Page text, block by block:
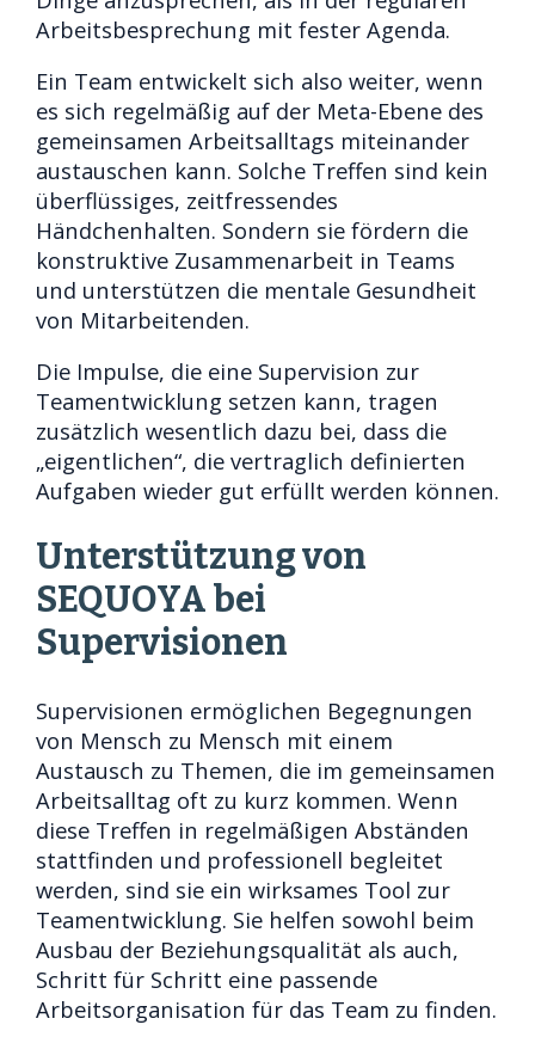
Arbeitsbesprechung mit fester Agenda.
Ein Team entwickelt sich also weiter, wenn
es sich regelmäßig auf der Meta-Ebene des
gemeinsamen Arbeitsalltags miteinander
austauschen kann. Solche Treffen sind kein
überflüssiges, zeitfressendes
Händchenhalten. Sondern sie fördern die
konstruktive Zusammenarbeit in Teams
und unterstützen die mentale Gesundheit
von Mitarbeitenden.
Die Impulse, die eine Supervision zur
Teamentwicklung setzen kann, tragen
zusätzlich wesentlich dazu bei, dass die
„eigentlichen“, die vertraglich definierten
Aufgaben wieder gut erfüllt werden können.
Unterstützung von
SEQUOYA bei
Supervisionen
Supervisionen ermöglichen Begegnungen
von Mensch zu Mensch mit einem
Austausch zu Themen, die im gemeinsamen
Arbeitsalltag oft zu kurz kommen. Wenn
diese Treffen in regelmäßigen Abständen
stattfinden und professionell begleitet
werden, sind sie ein wirksames Tool zur
Teamentwicklung. Sie helfen sowohl beim
Ausbau der Beziehungsqualität als auch,
Schritt für Schritt eine passende
Arbeitsorganisation für das Team zu finden.